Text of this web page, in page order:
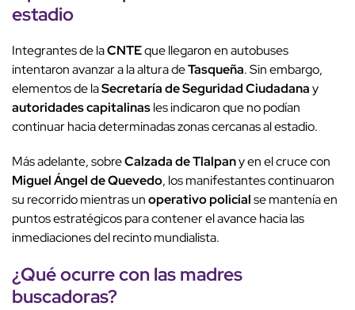
estadio
Integrantes de laCNTEque llegaron en autobuses
intentaron avanzar a la altura deTasqueña. Sin embargo,
elementos de laSecretaría de Seguridad Ciudadanay
autoridades capitalinasles indicaron que no podían
continuar hacia determinadas zonas cercanas al estadio.
Más adelante, sobreCalzada de Tlalpany en el cruce con
Miguel Ángel de Quevedo, los manifestantes continuaron
su recorrido mientras unoperativo policialse mantenía en
puntos estratégicos para contener el avance hacia las
inmediaciones del recinto mundialista.
¿Qué ocurre con lasmadres
buscadoras?